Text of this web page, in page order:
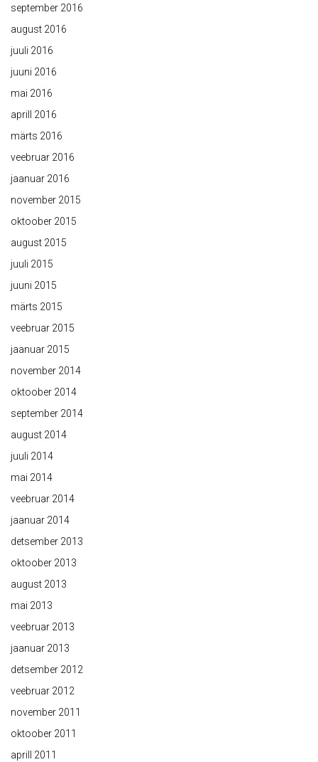
september 2016
august 2016
juuli 2016
juuni 2016
mai 2016
aprill 2016
märts 2016
veebruar 2016
jaanuar 2016
november 2015
oktoober 2015
august 2015
juuli 2015
juuni 2015
märts 2015
veebruar 2015
jaanuar 2015
november 2014
oktoober 2014
september 2014
august 2014
juuli 2014
mai 2014
veebruar 2014
jaanuar 2014
detsember 2013
oktoober 2013
august 2013
mai 2013
veebruar 2013
jaanuar 2013
detsember 2012
veebruar 2012
november 2011
oktoober 2011
aprill 2011